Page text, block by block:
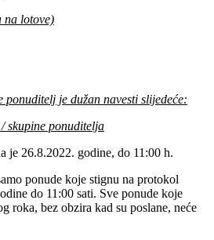
na lotove)
je dužan navesti slijedeće:
skupine ponuditelja
je 26‎.8.2022‎‎. godine, do 11:00 h.
ponude koje stignu na protokol
do 11:00 sati. Sve ponude koje
roka, bez obzira kad su poslane, neće